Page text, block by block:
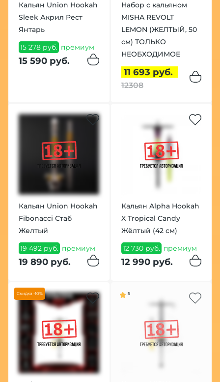
Кальян Union Hookah
Sleek Акрил Рест
Янтарь
15 278 руб. премиум
15 590 руб.
Набор с кальяном
MISHA REVOLT
LEMON (ЖЕЛТЫЙ, 50
см) ТОЛЬКО
НЕОБХОДИМОЕ
11 693 руб.
12308
Кальян Union Hookah
Fibonacci Стаб
Желтый
19 492 руб. премиум
19 890 руб.
Кальян Alpha Hookah
X Tropical Candy
Жёлтый (42 см)
12 730 руб. премиум
12 990 руб.
Скидка -10% 5